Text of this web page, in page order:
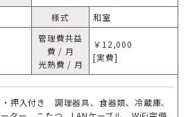
様式 和室
管理費共益
費 / 月
光熱費 / 月
￥12,000
[実費]
押入付き 調理器具、食器類、冷蔵庫、